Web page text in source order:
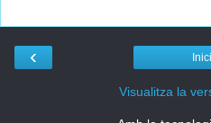
‹ Inici
Visualitza la